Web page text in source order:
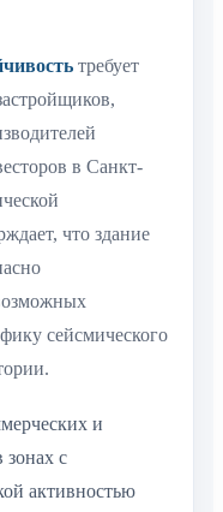
требует
в Санкт-
что здание
сейсмического
и
с
активностью